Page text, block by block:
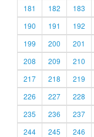
181
182 183
190
191 192
199
200 201
208
209 210
217
218 219
226
227 228
235
236 237
244
245 246